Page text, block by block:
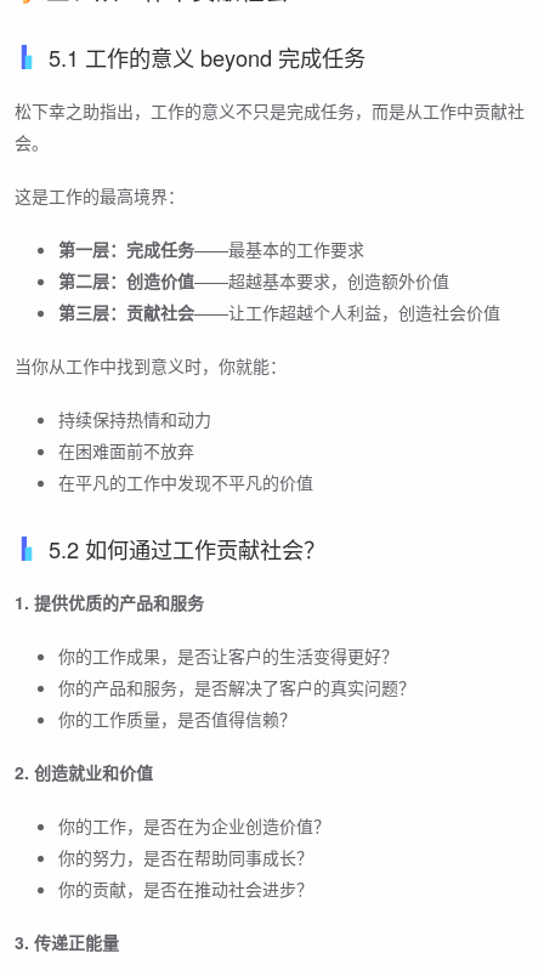
5.1 工作的意义 beyond 完成任务
松下幸之助指出，工作的意义不只是完成任务，而是从工作中贡献社
会。
这是工作的最高境界：
第一层：完成任务——最基本的工作要求
第二层：创造价值——超越基本要求，创造额外价值
第三层：贡献社会——让工作超越个人利益，创造社会价值
当你从工作中找到意义时，你就能：
持续保持热情和动力
在困难面前不放弃
在平凡的工作中发现不平凡的价值
5.2 如何通过工作贡献社会？
1. 提供优质的产品和服务
你的工作成果，是否让客户的生活变得更好？
你的产品和服务，是否解决了客户的真实问题？
你的工作质量，是否值得信赖？
2. 创造就业和价值
你的工作，是否在为企业创造价值？
你的努力，是否在帮助同事成长？
你的贡献，是否在推动社会进步？
3. 传递正能量